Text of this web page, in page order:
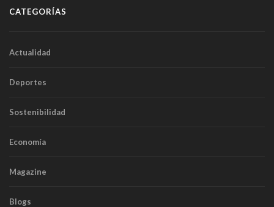
CATEGORÍAS
Actualidad
Deportes
Sostenibilidad
Economía
Magazine
Blogs